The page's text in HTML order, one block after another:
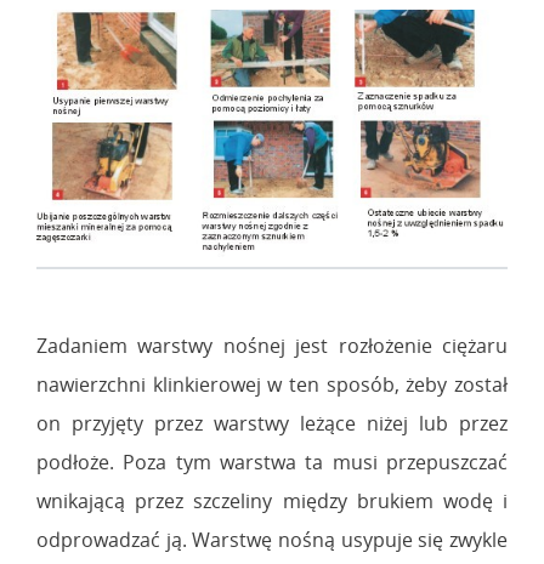
Zadaniem warstwy nośnej jest rozłożenie ciężaru
nawierzchni klinkierowej w ten sposób, żeby został
on przyjęty przez warstwy leżące niżej lub przez
podłoże. Poza tym warstwa ta musi przepuszczać
wnikającą przez szczeliny między brukiem wodę i
odprowadzać ją. Warstwę nośną usypuje się zwykle